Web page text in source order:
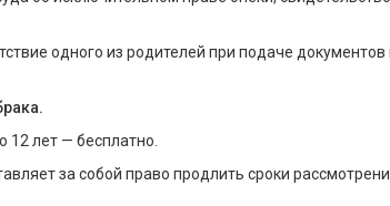
одного из родителей при подаче документов
12 лет — бесплатно.
за собой право продлить сроки